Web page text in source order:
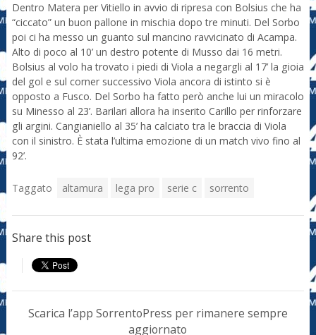
Dentro Matera per Vitiello in avvio di ripresa con Bolsius che ha
“ciccato” un buon pallone in mischia dopo tre minuti. Del Sorbo
poi ci ha messo un guanto sul mancino ravvicinato di Acampa.
Alto di poco al 10’ un destro potente di Musso dai 16 metri.
Bolsius al volo ha trovato i piedi di Viola a negargli al 17’ la gioia
del gol e sul corner successivo Viola ancora di istinto si è
opposto a Fusco. Del Sorbo ha fatto però anche lui un miracolo
su Minesso al 23’. Barilari allora ha inserito Carillo per rinforzare
gli argini. Cangianiello al 35’ ha calciato tra le braccia di Viola
con il sinistro. È stata l’ultima emozione di un match vivo fino al
92’.
Taggato altamura lega pro serie c sorrento
Share this post
Scarica l’app SorrentoPress per rimanere sempre
aggiornato